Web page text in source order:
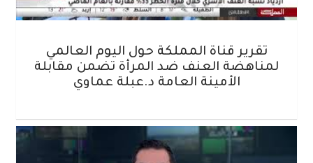
تقرير قناة المملكة حول اليوم العالمي
لمناهضة العنف ضد المرأة تضمن مقابلة
الأمينة العامة د.عبلة عماوي